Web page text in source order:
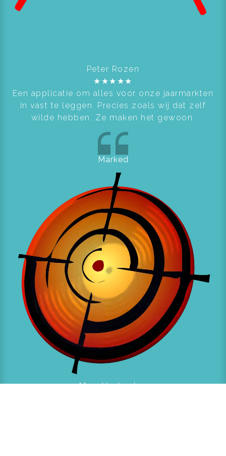
Peter Rozen
★ ★★ ★★
Een applicatie om alles voor onze jaarmarkten
in vast te leggen. Precies zoals wij dat zelf
wilde hebben. Ze maken het gewoon.
Marked
Marc Vanbaelen